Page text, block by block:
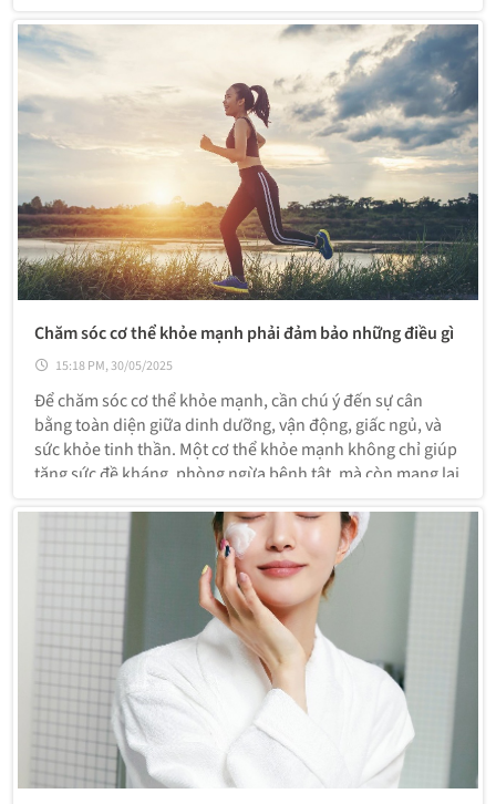
Chăm sóc cơ thể khỏe mạnh phải đảm bảo những điều gì
15:18 PM, 30/05/2025
Để chăm sóc cơ thể khỏe mạnh, cần chú ý đến sự cân
bằng toàn diện giữa dinh dưỡng, vận động, giấc ngủ, và
sức khỏe tinh thần. Một cơ thể khỏe mạnh không chỉ giúp
tăng sức đề kháng, phòng ngừa bệnh tật, mà còn mang lại